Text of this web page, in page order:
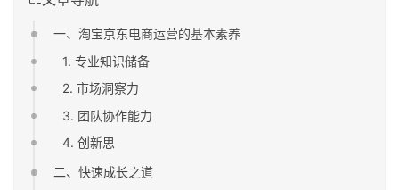
一、淘宝京东电商运营的基本素养
1. 专业知识储备
2. 市场洞察力
3. 团队协作能力
4. 创新思
二、快速成长之道